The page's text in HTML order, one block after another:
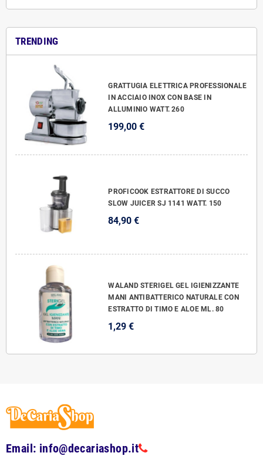
TRENDING
GRATTUGIA ELETTRICA PROFESSIONALE
IN ACCIAIO INOX CON BASE IN
ALLUMINIO WATT. 260
199,00 €
PROFICOOK ESTRATTORE DI SUCCO
SLOW JUICER SJ 1141 WATT. 150
84,90 €
WALAND STERIGEL GEL IGIENIZZANTE
MANI ANTIBATTERICO NATURALE CON
ESTRATTO DI TIMO E ALOE ML. 80
1,29 €
Email: info@decariashop.it